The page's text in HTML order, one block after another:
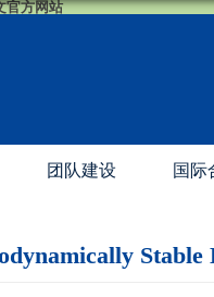
官方网站
团队建设 国际
Stable